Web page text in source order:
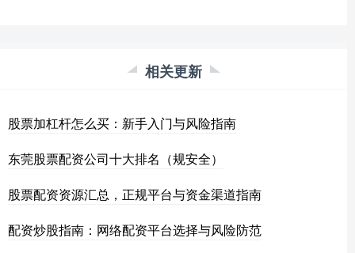
相关更新
股票加杠杆怎么买：新手入门与风险指南
东莞股票配资公司十大排名（规安全）
股票配资资源汇总，正规平台与资金渠道指南
配资炒股指南：网络配资平台选择与风险防范